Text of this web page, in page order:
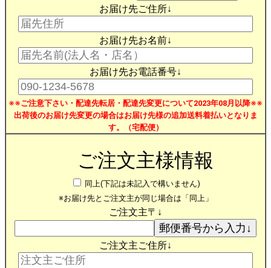
お届け先ご住所↓
お届け先お名前↓
お届け先お電話番号↓
※※ご注意下さい・配達先転居・配達先変更について2023年08月以降※※
出荷後のお届け先変更の場合はお届け先様の追加送料着払いとなりま
す。（宅配便）
ご注文主様情報
同上(下記は未記入で構いません)
※お届け先とご注文主が同じ場合は「同上」
ご注文主〒↓
ご注文主ご住所↓